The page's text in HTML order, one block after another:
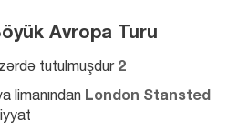
Avropa Turu
2 böyüklər
tutulmuşdur.
limanından London Stansted